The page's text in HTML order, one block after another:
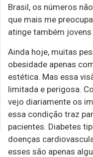
Brasil, os números
que mais me
atinge também jovens
Ainda hoje, muitas
obesidade apenas
estética. Mas essa
limitada e perigosa.
vejo diariamente os
essa condição traz
pacientes. Diabetes
doenças
esses são apenas